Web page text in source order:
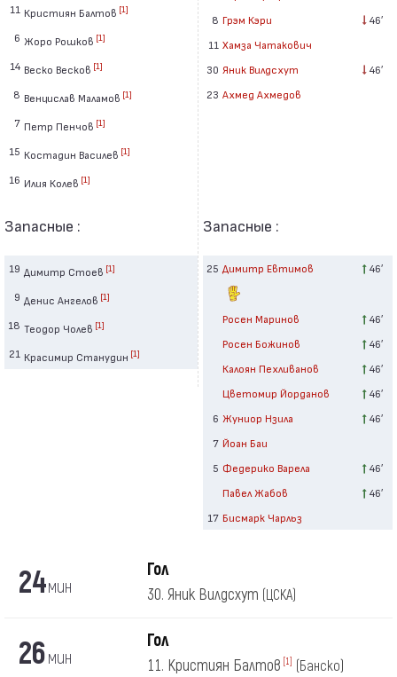
11 Кристиян Балтов [1]
6 Жоро Рошков [1]
14 Веско Весков [1]
8 Венцислав Маламов [1]
7 Петр Пенчов [1]
15 Костадин Василев [1]
16 Илия Колев [1]
Запасные :
19 Димитр Стоев [1]
9 Денис Ангелов [1]
18 Теодор Чолев [1]
21 Красимир Станудин [1]
8 Грэм Кэри
46′
11 Хамза Чатакович
30 Яник Вилдсхут
46′
23 Ахмед Ахмедов
Запасные :
25 Димитр Евтимов 46′
Росен Маринов
46′
Росен Божинов
46′
Калоян Пехливанов
46′
Цветомир Йорданов
46′
6 Жуниор Нзила
46′
7 Йоан Баи
5 Федерико Варела
46′
Павел Жабов
46′
17 Бисмарк Чарльз
24мин
Гол
30. Яник Вилдсхут (ЦСКА)
26мин
Гол
11. Кристиян Балтов [1] (Банско)